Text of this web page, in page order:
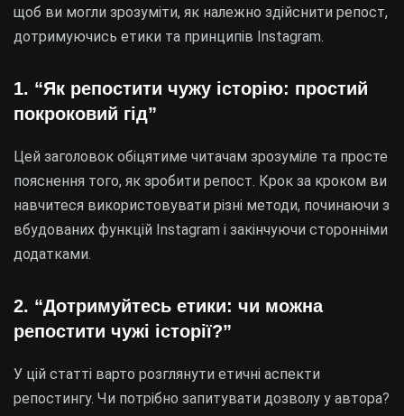
щоб ви могли зрозуміти, як належно здійснити репост,
дотримуючись етики та принципів Instagram.
1. “Як репостити чужу історію: простий
покроковий гід”
Цей заголовок обіцятиме читачам зрозуміле та просте
пояснення того, як зробити репост. Крок за кроком ви
навчитеся використовувати різні методи, починаючи з
вбудованих функцій Instagram і закінчуючи сторонніми
додатками.
2. “Дотримуйтесь етики: чи можна
репостити чужі історії?”
У цій статті варто розглянути етичні аспекти
репостингу. Чи потрібно запитувати дозволу у автора?